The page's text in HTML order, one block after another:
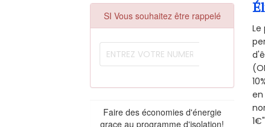
SI Vous souhaitez être rappelé
Faire des économies d'énergie
grace au programme d'isolation!
Le
en